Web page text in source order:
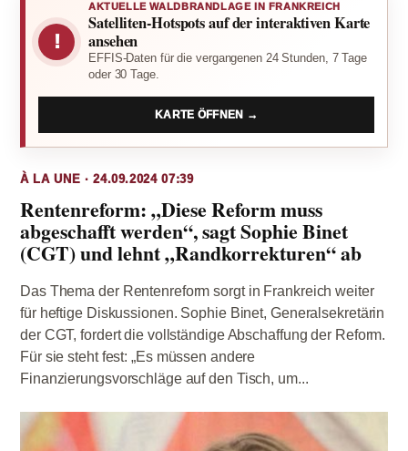
!
AKTUELLE WALDBRANDLAGE IN FRANKREICH
Satelliten-Hotspots auf der interaktiven Karte
ansehen
EFFIS-Daten für die vergangenen 24 Stunden, 7 Tage
oder 30 Tage.
KARTE ÖFFNEN →
À LA UNE · 24.09.2024 07:39
Rentenreform: „Diese Reform muss
abgeschafft werden“, sagt Sophie Binet
(CGT) und lehnt „Randkorrekturen“ ab
Das Thema der Rentenreform sorgt in Frankreich weiter
für heftige Diskussionen. Sophie Binet, Generalsekretärin
der CGT, fordert die vollständige Abschaffung der Reform.
Für sie steht fest: „Es müssen andere
Finanzierungsvorschläge auf den Tisch, um...